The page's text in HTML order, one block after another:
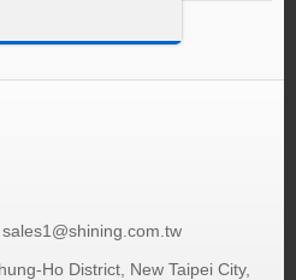
Ho District, New Taipei City,